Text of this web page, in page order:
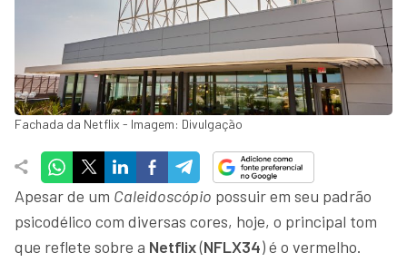
Fachada da Netflix - Imagem: Divulgação
Apesar de um Caleidoscópio possuir em seu padrão
psicodélico com diversas cores, hoje, o principal tom
que reflete sobre a Netflix(NFLX34) é o vermelho.